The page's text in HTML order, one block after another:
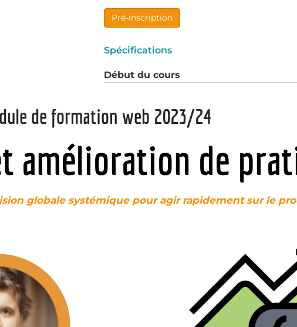
Pré-inscription
Spécifications
Début du cours
de formation web 2023/24
amélioration de
globale systémique pour agir rapidement sur le